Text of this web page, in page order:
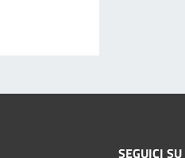
SEGUICI SU